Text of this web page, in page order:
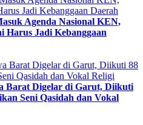
Agenda Nasional KEN,
Jadi Kebanggaan
Barat Digelar di Garut, Diikuti
Seni Qasidah dan Vokal